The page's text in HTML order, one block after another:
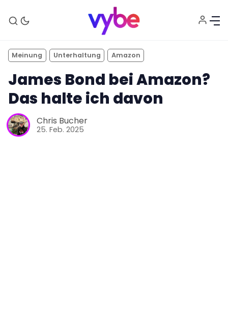
Meinung Unterhaltung Amazon
James Bond bei Amazon?
Das halte ich davon
Chris Bucher
25. Feb. 2025